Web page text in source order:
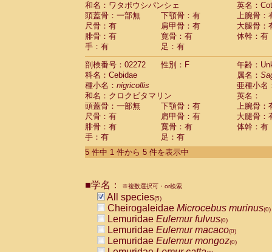
PitheciidaeCallicebus moloch(0)
Pitheciidae Callicebus torquatus(0)
Pitheciidae Callicebus
Pitheciidae Chiropotes satanas
Pitheciidae Pithecia monachus
Pitheciidae Pithecia pithecia (0)
Cercopithecidae Cercocebus agilis (0)
Cercopithecidae
Cercocebus
Cercopithecidae
Cercocebus
CercopithecidaeCercocebus
CercopithecidaeCercocebus
CercopithecidaeCercocebus hybrid(0)
CercopithecidaeCercocebus
CercopithecidaeLophocebus
CercopithecidaePapio hamadryas
Cercopithecidae
CercopithecidaePapiospp. (0)
CercopithecidaeMandrillus
CercopithecidaeMandrillus sphinx
CercopithecidaeTheropithecus
CercopithecidaeMacaca arctoides
和名：ワタボウシパンシェ
英名：
頭蓋骨：一部無
下顎骨：有
上腕骨：
尺骨：有
肩甲骨：有
大腿骨：
腓骨：有
寛骨：有
体幹：有
手：有
足：有
剖検番号：02272
性別：F
年齢：
科名：Cebidae
属名：
種小名： nigricollis
亜種小名
和名：クロクビタマリン
英名：
頭蓋骨：一部無
下顎骨：有
上腕骨：
尺骨：有
肩甲骨：有
大腿骨：
腓骨：有
寛骨：有
体幹：有
手：有
足：有
5 件中 1 件から 5 件を表示中
■学名： ※複数選択可・or検索
All species(5)
Cheirogaleidae Microcebus murinus(0)
Lemuridae Eulemur fulvus(0)
Lemuridae Eulemur macaco(0)
Lemuridae Eulemur mongoz(0)